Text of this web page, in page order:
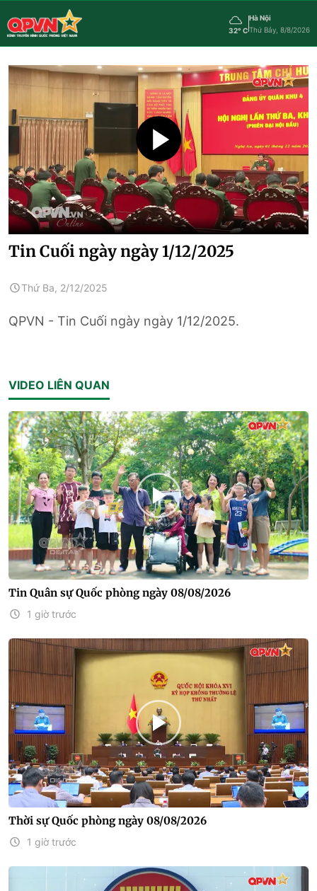
32° C
Hà Nội
Thứ Bảy, 8/8/2026
Tin Cuối ngày ngày 1/12/2025
Thứ Ba, 2/12/2025
QPVN - Tin Cuối ngày ngày 1/12/2025.
VIDEO LIÊN QUAN
Tin Quân sự Quốc phòng ngày 08/08/2026
1 giờ trước
Thời sự Quốc phòng ngày 08/08/2026
1 giờ trước